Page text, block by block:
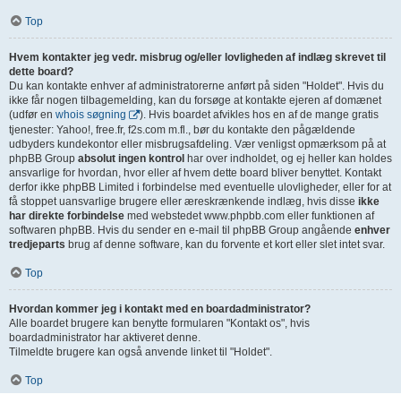
Top
Hvem kontakter jeg vedr. misbrug og/eller lovligheden af indlæg skrevet til
dette board?
Du kan kontakte enhver af administratorerne anført på siden "Holdet". Hvis du
ikke får nogen tilbagemelding, kan du forsøge at kontakte ejeren af domænet
(udfør en whois søgning
). Hvis boardet afvikles hos en af de mange gratis
tjenester: Yahoo!, free.fr, f2s.com m.fl., bør du kontakte den pågældende
udbyders kundekontor eller misbrugsafdeling. Vær venligst opmærksom på at
phpBB Group absolut ingen kontrol har over indholdet, og ej heller kan holdes
ansvarlige for hvordan, hvor eller af hvem dette board bliver benyttet. Kontakt
derfor ikke phpBB Limited i forbindelse med eventuelle ulovligheder, eller for at
få stoppet uansvarlige brugere eller æreskrænkende indlæg, hvis disse ikke
har direkte forbindelse med webstedet www.phpbb.com eller funktionen af
softwaren phpBB. Hvis du sender en e-mail til phpBB Group angående enhver
tredjeparts brug af denne software, kan du forvente et kort eller slet intet svar.
Top
Hvordan kommer jeg i kontakt med en boardadministrator?
Alle boardet brugere kan benytte formularen "Kontakt os", hvis
boardadministrator har aktiveret denne.
Tilmeldte brugere kan også anvende linket til "Holdet".
Top